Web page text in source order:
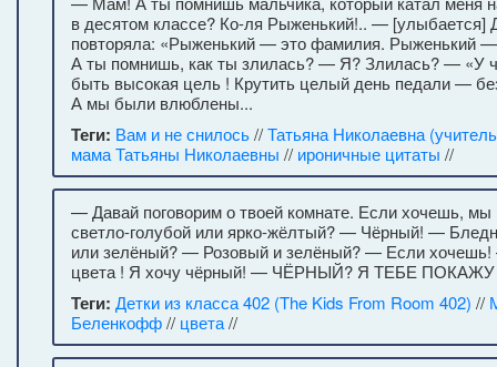
в десятом классе? Ко-ля Рыженький!.. — [улыбается]
повторяла: «Рыженький — это фамилия. Рыженький
А ты помнишь, как ты злилась? — Я? Злилась? — «У
быть высокая цель ! Крутить целый день педали —
А мы были влюблены...
Теги: Вам и не снилось//Татьяна Николаевна
мама Татьяны Николаевны // ироничные цитаты //
— Давай поговорим о твоей комнате. Если хочешь, мы
светло-голубой или ярко-жёлтый? — Чёрный! —
или зелёный? — Розовый и зелёный? — Если
цвета ! Я хочу чёрный! — ЧЁРНЫЙ? Я ТЕБЕ
Теги: Детки из класса 402 (The Kids From Room 402) //
Беленкофф// цвета//